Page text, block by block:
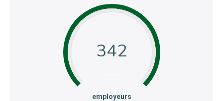
342
:employeurs